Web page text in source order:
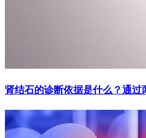
肾结石的诊断依据是什么？通过